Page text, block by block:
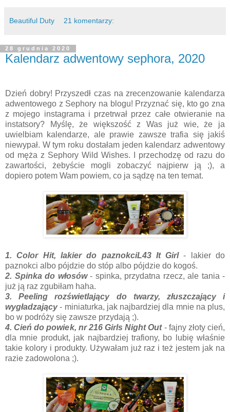
Beautiful Duty 21 komentarzy:
28 grudnia 2020
Kalendarz adwentowy sephora, 2020
Dzień dobry! Przyszedł czas na zrecenzowanie kalendarza
adwentowego z Sephory na blogu! Przyznać się, kto go zna
z mojego instagrama i przetrwał przez całe otwieranie na
instatsory? Myślę, że większość z Was już wie, że ja
uwielbiam kalendarze, ale prawie zawsze trafia się jakiś
niewypał. W tym roku dostałam jeden kalendarz adwentowy
od męża z Sephory Wild Wishes. I przechodzę od razu do
zawartości, żebyście mogli zobaczyć najpierw ją ;), a
dopiero potem Wam powiem, co ja sądzę na ten temat.
1. Color Hit, lakier do paznokciL43 It Girl- lakier do
paznokci albo pójdzie do stóp albo pójdzie do kogoś.
2. Spinka do włosów- spinka, przydatna rzecz, ale tania -
już ją raz zgubiłam haha.
3. Peeling rozświetlający do twarzy, złuszczający i
wygładzający- miniaturka, jak najbardziej dla mnie na plus,
bo w podróży się zawsze przydają ;).
4. Cień do powiek, nr 216 Girls Night Out- fajny złoty cień,
dla mnie produkt, jak najbardziej trafiony, bo lubię właśnie
takie kolory i produkty. Używałam już raz i też jestem jak na
razie zadowolona ;).